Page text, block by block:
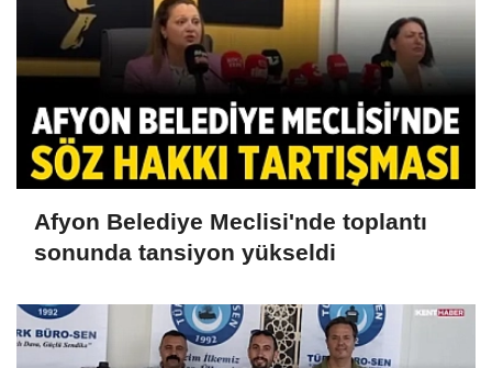
Afyon Belediye Meclisi'nde toplantı
sonunda tansiyon yükseldi